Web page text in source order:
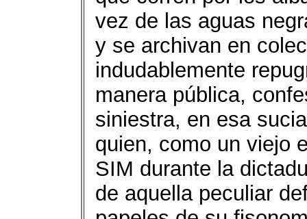
vez de las aguas
y se archivan en
indudablemente
manera pública,
siniestra, en esa
quien, como un viejo
SIM durante la
de aquella peculiar